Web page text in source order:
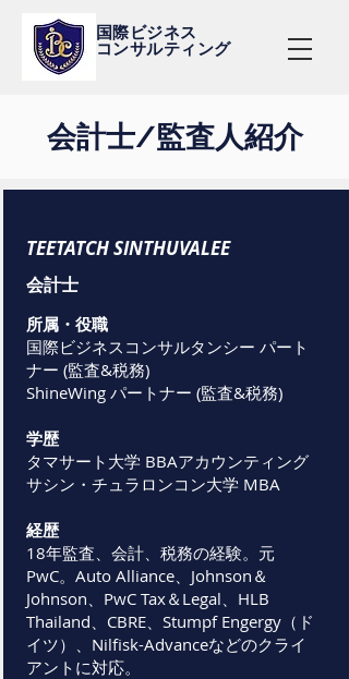
国際ビジネス
コンサルティング
会計士/監査人紹介
TEETATCH SINTHUVALEE
会計士
所属・役職
国際ビジネスコンサルタンシー パート
ナー (監査&税務)
ShineWing パートナー (監査&税務)
学歴
タマサート大学 BBAアカウンティング
サシン・チュラロンコン大学 MBA
経歴
18年監査、会計、税務の経験。元
PwC。Auto Alliance、Johnson＆
Johnson、PwC Tax＆Legal、HLB
Thailand、CBRE、Stumpf Engergy（ド
イツ）、Nilfisk-Advanceなどのクライ
アントに対応。